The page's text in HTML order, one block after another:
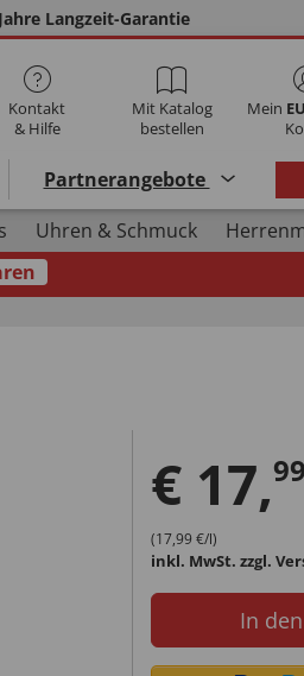
Langzeit-Garantie
Kontakt
& Hilfe
Mit Katalog
bestellen
Mein
Partnerangebote
Uhren & Schmuck
€ 17,99
(17,99 €/l)
inkl. MwSt. zzgl.
In